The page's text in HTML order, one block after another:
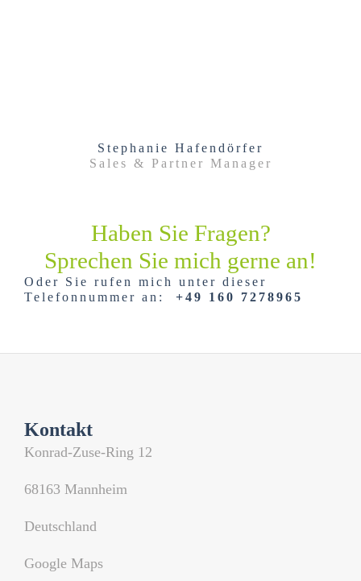
Haben Sie Fragen?
Sprechen Sie mich gerne an!
Oder Sie rufen mich unter dieser
Telefonnummer an:
+49 160 7278965
Stephanie Hafendörfer
Sales & Partner Manager
Kontakt
Konrad-Zuse-Ring 12
68163 Mannheim
Deutschland
Google Maps